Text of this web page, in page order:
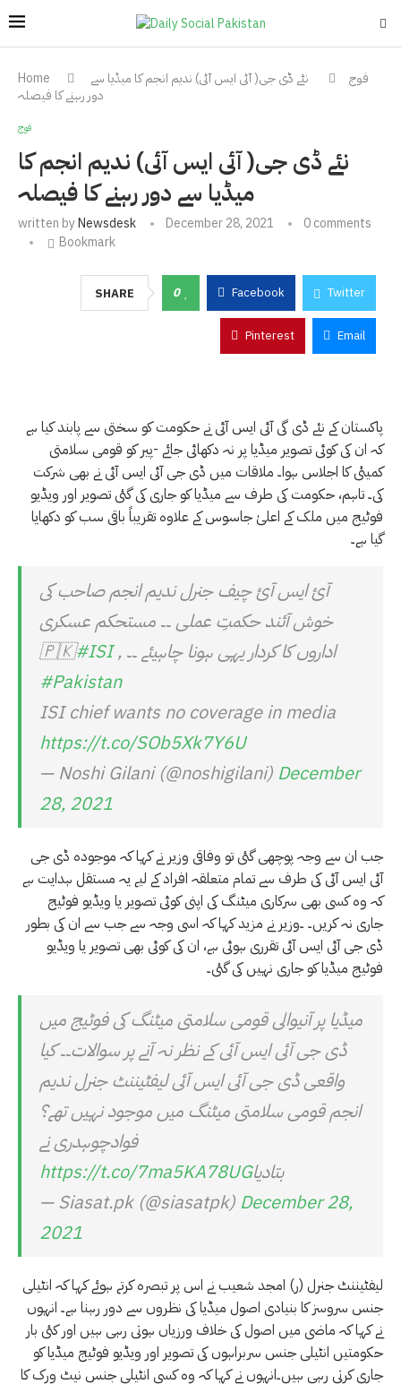
Home فوج
نئے ڈی جی( آئی ایس آئی) ندیم انجم کا میڈیا سے
دور رہنے کا فیصلہ
فوج
نئے ڈی جی( آئی ایس آئی) ندیم انجم کا
میڈیا سے دور رہنے کا فیصلہ
written byNewsdesk December 28, 2021
0 comments
Bookmark
SHARE 0 Facebook Twitter
Pinterest Email
پاکستان کے نئے ڈی گی آئی ایس آئی نے حکومت کو سختی سے پابند کیا ہے
کہ ان کی کوئی تصویر میڈیا پر نہ دکھائی جائے -پیر کو قومی سلامتی
کمیٹی کا اجلاس ہوا۔ ملاقات میں ڈی جی آئی ایس آئی نے بھی شرکت
کی۔ تاہم، حکومت کی طرف سے میڈیا کو جاری کی گئی تصویر اور ویڈیو
فوٹیج میں ملک کے اعلیٰ جاسوس کے علاوہ تقریباً باقی سب کو دکھایا
گیا ہے۔
آئ ایس آئ چیف جنرل ندیم انجم صاحب کی
خوش آئند حکمتِ عملی ۔۔ مستحکم عسکری
اداروں کا کردار یہی ہونا چاہیئے ۔۔ 🇵🇰 #ISI,
#Pakistan
ISI chief wants no coverage in media
https://t.co/SOb5Xk7Y6U
— Noshi Gilani (@noshigilani) December
28, 2021
جب ان سے وجہ پوچھی گئی تو وفاقی وزیر نے کہا کہ موجودہ ڈی جی
آئی ایس آئی کی طرف سے تمام متعلقہ افراد کے لیے یہ مستقل ہدایت ہے
کہ وہ کسی بھی سرکاری میٹنگ کی اپنی کوئی تصویر یا ویڈیو فوٹیج
جاری نہ کریں۔ ۔وزیر نے مزید کہا کہ اسی وجہ سے جب سے ان کی بطور
ڈی جی آئی ایس آئی تقرری ہوئی ہے، ان کی کوئی بھی تصویر یا ویڈیو
فوٹیج میڈیا کو جاری نہیں کی گئی۔
میڈیا پر آنیوالی قومی سلامتی میٹنگ کی فوٹیج میں
ڈی جی آئی ایس آئی کے نظر نہ آنے پر سوالات۔۔ کیا
واقعی ڈی جی آئی ایس آئی لیفٹیننٹ جنرل ندیم
انجم قومی سلامتی میٹنگ میں موجود نہیں تھے؟
فوادچوہدری نے
بتادیاhttps://t.co/7ma5KA78UG
— Siasat.pk (@siasatpk) December 28,
2021
لیفٹیننٹ جنرل (ر) امجد شعیب نے اس پر تبصرہ کرتے ہوئے کہا کہ انٹیلی
جنس سروسز کا بنیادی اصول میڈیا کی نظروں سے دور رہنا ہے۔ انہوں
نے کہا کہ ماضی میں اصول کی خلاف ورزیاں ہوتی رہی ہیں اور کئی بار
حکومتیں انٹیلی جنس سربراہوں کی تصویر اور ویڈیو فوٹیج میڈیا کو
جاری کرتی رہی ہیں۔انہوں نے کہا کہ وہ کسی انٹیلی جنس نیٹ ورک کا